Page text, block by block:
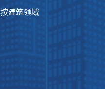
按建筑领域